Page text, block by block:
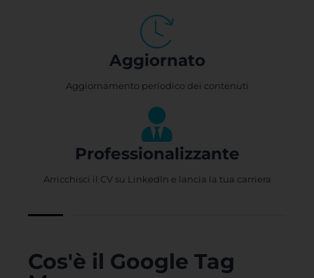
Aggiornato
Aggiornamento periodico dei contenuti
Professionalizzante
Arricchisci il CV su LinkedIn e lancia la tua carriera
Cos'è il Google Tag